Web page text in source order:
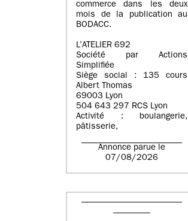
commerce dans les deux
mois de la publication au
BODACC.
L’ATELIER 692
Société par Actions
Simplifiée
Siège social : 135 cours
Albert Thomas
69003 Lyon
504 643 297 RCS Lyon
Activité : boulangerie,
pâtisserie,
Annonce parue le
07/08/2026